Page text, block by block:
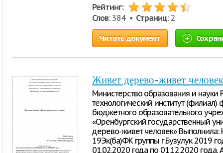
Рейтинг:
Слов: 384 • Страниц: 2
Читать документ
Живет дерево-живет человек
Министерство образования и науки
технологический институт
бюджетного образовательного
«Оренбургский государственный
дерево-живет человек» Выполнила:
19Эк(ба)ФК группы г.Бузулук 2019
01.02.2020 года по 01.12.2020 года.